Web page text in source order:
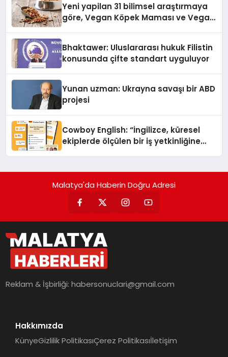
Yeni yapilan 31 bilimsel araştırmaya
göre, Vegan Köpek Maması ve Vegan
Bhaktawer: Uluslararası hukuk Filistin
konusunda çifte standart uyguluyor
Yunan uzman: Ukrayna savaşı bir ABD
projesi
Cowboy English: “İngilizce, küresel
ekiplerde ölçülen bir iş yetkinliğine
Malatya'da Haberin Doğru Adresi
Reklam & İşbirliği:habersonuclari@gmail.com
Hakkımızda
KünyeGizlilik PolitikasıÇerez Politikasıİletişim